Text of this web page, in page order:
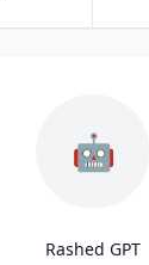
🤖
Rashed GPT